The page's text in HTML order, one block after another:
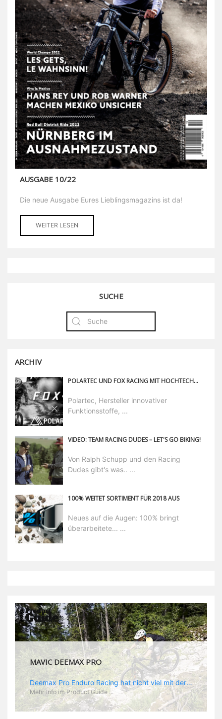
AUSGABE 10/22
Die neue Ausgabe Eures Lieblingsmagazins ist da!
WEITER LESEN
SUCHE
ARCHIV
POLARTEC UND FOX RACING MIT HOCHTECHNISCHER MTB-KLEIDUNG FÜR ALLE BEDINGUNGEN
Polartec, Hersteller innovativer
Funktionsstoffe, ...
VIDEO: TEAM RACING DUDES – LET'S GO BIKING!
Von Ralph Schupp und den Racing
Dudes gibt's was.. ...
100% WEITET SORTIMENT FÜR 2018 AUS
Neues auf die Augen: 100% bringt
überarbeitete... ...
MAVIC DEEMAX DH
Deemax DH Der neue Laufradsatz soll den veränderten Ansprüchen im Downhill Einsatz gerecht werden: die Geschwindigkeiten werden immer höher, die Kräfte, die aufs Material wirken ebenfalls. Damit steigen natürlich auch die Ansprüche der Fahrer ans Material. Das einzige, was eventuell niedriger wird, ist der Reifendruck. Somit ergibt sich der Anforderungskatalog an das Deemax-Update. Hier ist das Ergebnis: - der Laufradsatz bekam eine neue Felge mit 28 mm Innenbreite. Laut Scott Sharples ist das der beste Kompromiss aus Stabilität, Gewicht und Steifigkeit, vor allem aber passt diese Breite am besten zu den Reifen, die aktuell auf dem Markt sind und im Renneinsatz gefahren werden. Es gehe auch breite und schmaler, 28 mm hätten sich aber im Test als Optimum herausgestellt. - mit einem 4D-Fertigungsprozess wurde die Materialverteilung optimiert: Stabilität dort, wo sie erforderlich ist, Gewichtsersparnis da, wo es Sinn macht. Somit gibt Mavic eine GGewichtsersparnis von 15 % an, ohne an Stabilität einzubüßen - neue, ultraleichte „double butted“ Speichen und ein super effizienter Freilauf - Mavics bewährtes UST System für perfekte Kompatibilität mit Tubeless Reifen - Gewicht (Laufradset): 1944 g)
Mehr Info im Product Guide ...
MAVIC DEEMAX PRO
Deemax Pro Enduro Racing hat nicht viel mit der gemütlichen Trail Runde nach Feierabend zu tun. Im Racing zählt jede Sekunde und da wird hart geballert. Dementsprechend hoch sind die Belastungen und die Anforderungen an ein spezielles Enduro Laufrad. „Deemax“ als Grundlage ist ein guter Ausgangspunkt. Zusammen mit Sam Hill hat Mavic das „Deemax Pro“ entwickelt, das genau den Anforderungen gerecht wird, die es bedarf, um ein EWS Rennen zu gewinnen (dass es wirklich funktioniert hat Sam ja bereits bewiesen). Was also zeichnet den neuen Laufradsatz aus? - optimales Verhältnis aus Gewicht und Stabilität - neue „Zycral“ Speichen aus einer speziellen Legierung, die besonders gutes „Feedback“ gibt - „Fore Drill“: dieser Begriff steht für Mavics Nippel: die besitzen einen größeren Durchmesser, als normal und die Gewinde in der Speiche werden von innen gebohrt, was der Felgenstruktur eine höhere Stabilität verleihen soll. Das Ergebnis: eine leichtere Felge, die Kräfte besser aufnehmen und absorbieren kann - speziell angepasste Felgenbreite. Im Enduroeinsatz kommen hinten meist Reifen zum Einsatz, die auf gutes Rollen optimiert sind während vorn die griffigeren Profile montiert werden. Demzufolge spart Mavic am Hinterrad Material und Gewicht, indem man eine 25 mm Felge verbaut während vorn, wie am DH Laufrad, eine 28 mm Felge zum Einsatz kommt. „Race Tundes Rim Width“ nennt Mavic das. - natürlich sind auch die „Deemax Pro“ UST, also perfekt für den Tubeless Einsatz geeignet.
Mehr Info im Product Guide ...